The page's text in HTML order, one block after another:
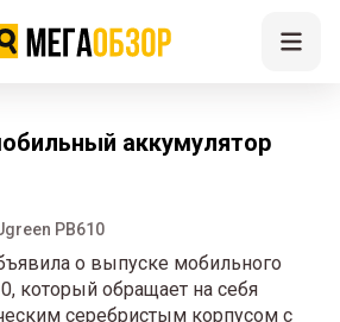
аккумулятор
PB610
о выпуске мобильного
который обращает на себя
серебристым корпусом с